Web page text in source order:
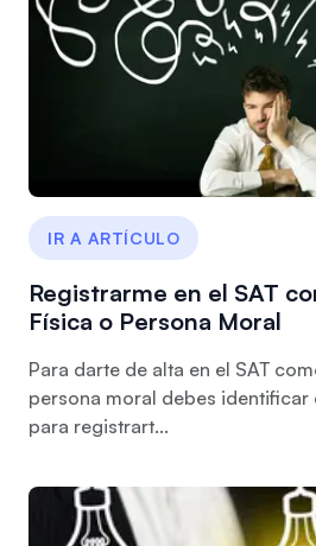
IR A ARTÍCULO
Registrarme en el SAT
Física o Persona Moral
Para darte de alta en el SAT
persona moral debes
para registrart...